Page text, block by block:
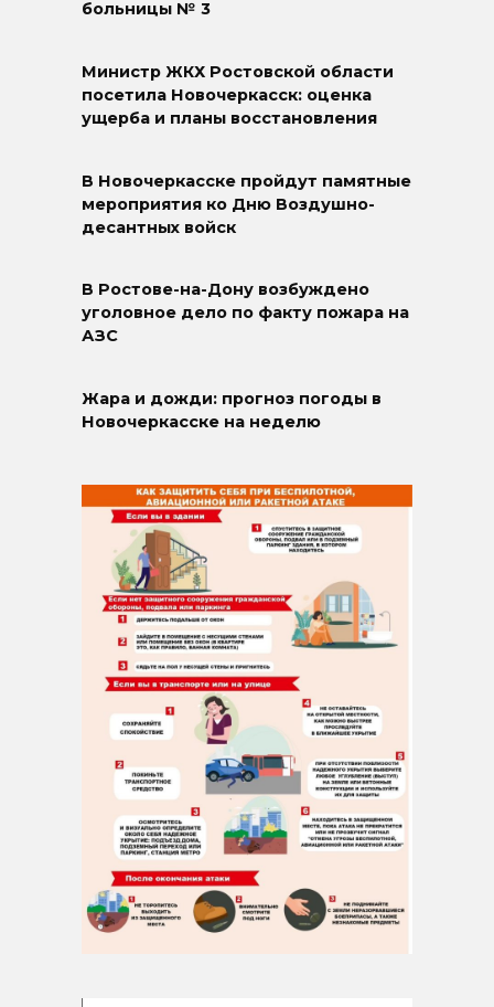
больницы № 3
Министр ЖКХ Ростовской области
посетила Новочеркасск: оценка
ущерба и планы восстановления
В Новочеркасске пройдут памятные
мероприятия ко Дню Воздушно-
десантных войск
В Ростове-на-Дону возбуждено
уголовное дело по факту пожара на
АЗС
Жара и дожди: прогноз погоды в
Новочеркасске на неделю